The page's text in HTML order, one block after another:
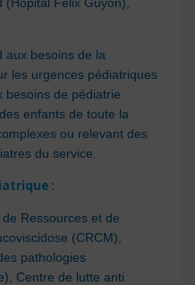
aux besoins de la
les urgences pédiatriques
besoins de pédiatrie
enfants de toute la
ou relevant des
du service
:
Ressources et de
(CRCM),
pathologies
Centre de lutte anti